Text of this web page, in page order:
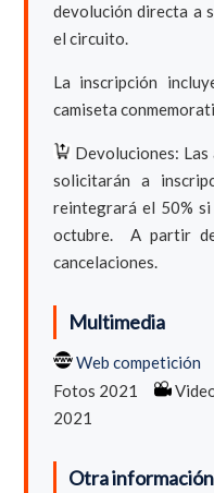
devolución directa a
el circuito.
La inscripción
camiseta
Devoluciones: Las
solicitarán a
reintegrará el 50%
octubre. A partir
cancelaciones.
Multimedia
Web competición
Fotos 2021
2021
Otra información